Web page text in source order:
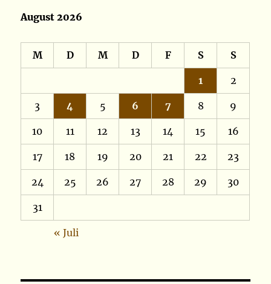
August 2026
M D M D F S S
1 2
3 4 5 6 7 8 9
10 11 12 13 14 15 16
17 18 19 20 21 22 23
24 25 26 27 28 29 30
31
« Juli